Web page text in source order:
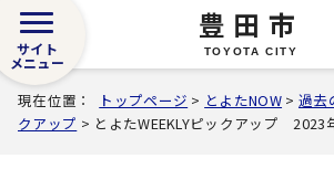
豊田市
TOYOTA CITY
サイト
メニュー
現在位置： トップページ > とよたNOW >過去
クアップ > とよたWEEKLYピックアップ 2023